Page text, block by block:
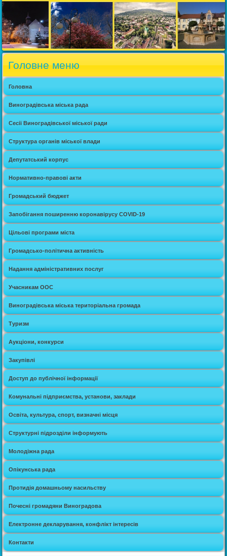
Головне меню
Головна
Виноградівська міська рада
Сесії Виноградівської міської ради
Структура органів міської влади
Депутатський корпус
Нормативно-правові акти
Громадський бюджет
Запобігання поширенню коронавірусу COVID-19
Цільові програми міста
Громадсько-політична активність
Надання адміністративних послуг
Учасникам ООС
Виноградівська міська територіальна громада
Туризм
Аукціони, конкурси
Закупівлі
Доступ до публічної інформації
Комунальні підприємства, установи, заклади
Освіта, культура, спорт, визначні місця
Структурні підрозділи інформують
Молодіжна рада
Опікунська рада
Протидія домашньому насильству
Почесні громадяни Виноградова
Електронне декларування, конфлікт інтересів
Контакти